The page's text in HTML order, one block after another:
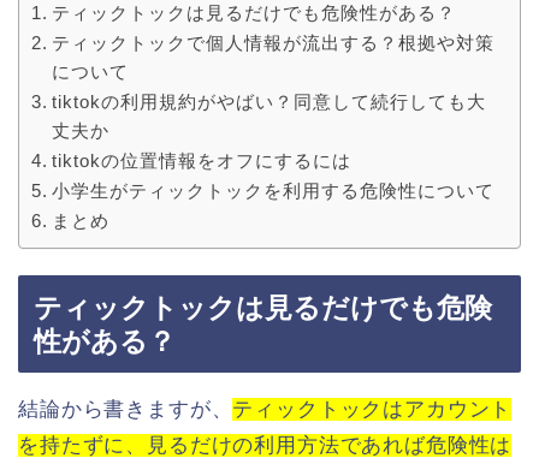
ティックトックは見るだけでも危険性がある？
ティックトックで個人情報が流出する？根拠や対策
について
tiktokの利用規約がやばい？同意して続行しても大
丈夫か
tiktokの位置情報をオフにするには
小学生がティックトックを利用する危険性について
まとめ
ティックトックは見るだけでも危険
性がある？
結論から書きますが、 ティックトックはアカウント
を持たずに、見るだけの利用方法であれば危険性は